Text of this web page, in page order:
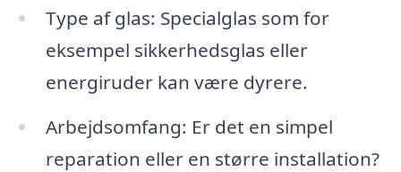
Type af glas: Specialglas som for
eksempel sikkerhedsglas eller
energiruder kan være dyrere.
Arbejdsomfang: Er det en simpel
reparation eller en større installation?